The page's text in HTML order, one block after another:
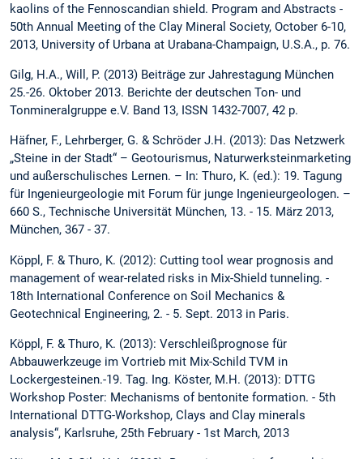
kaolins of the Fennoscandian shield. Program and Abstracts -
50th Annual Meeting of the Clay Mineral Society, October 6-10,
2013, University of Urbana at Urabana-Champaign, U.S.A., p. 76.
Gilg, H.A., Will, P. (2013) Beiträge zur Jahrestagung München
25.-26. Oktober 2013. Berichte der deutschen Ton- und
Tonmineralgruppe e.V. Band 13, ISSN 1432-7007, 42 p.
Häfner, F., Lehrberger, G. & Schröder J.H. (2013): Das Netzwerk
„Steine in der Stadt“ – Geotourismus, Naturwerksteinmarketing
und außerschulisches Lernen. – In: Thuro, K. (ed.): 19. Tagung
für Ingenieurgeologie mit Forum für junge Ingenieurgeologen. –
660 S., Technische Universität München, 13. - 15. März 2013,
München, 367 - 37.
Köppl, F. & Thuro, K. (2012): Cutting tool wear prognosis and
management of wear-related risks in Mix-Shield tunneling. -
18th International Conference on Soil Mechanics &
Geotechnical Engineering, 2. - 5. Sept. 2013 in Paris.
Köppl, F. & Thuro, K. (2013): Verschleißprognose für
Abbauwerkzeuge im Vortrieb mit Mix-Schild TVM in
Lockergesteinen.-19. Tag. Ing. Köster, M.H. (2013): DTTG
Workshop Poster: Mechanisms of bentonite formation. - 5th
International DTTG-Workshop, Clays and Clay minerals
analysis“, Karlsruhe, 25th February - 1st March, 2013